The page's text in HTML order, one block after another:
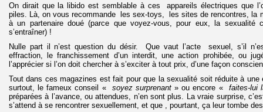
On dirait que la libido est semblable à ces appareils électriques que
piles. Là, on vous recommande les sex-toys, les sites de rencontres, la
à un partenaire doué (parce que voyez-vous, pour eux, la sexualité
s’entraîner) !
Nulle part il n’est question du désir. Que vaut l’acte sexuel, s’il
effraction, le franchissement d’un interdit, une action prohibée, ou
l’apprécier si l’on doit chercher à s’exciter à tout prix, d’une façon
Tout dans ces magazines est fait pour que la sexualité soit réduite à une
surtout, le fameux conseil « soyez surprenant» ou encore « faites-lui
préparées à l’avance, ou attendues, n’en sont plus. La vraie surprise,
s’attend à se rencontrer sexuellement, et que , pourtant, ça leur tombe